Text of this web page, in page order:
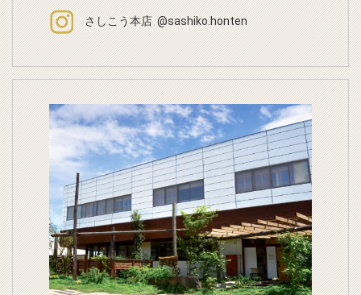
さしこう本店 @sashiko.honten